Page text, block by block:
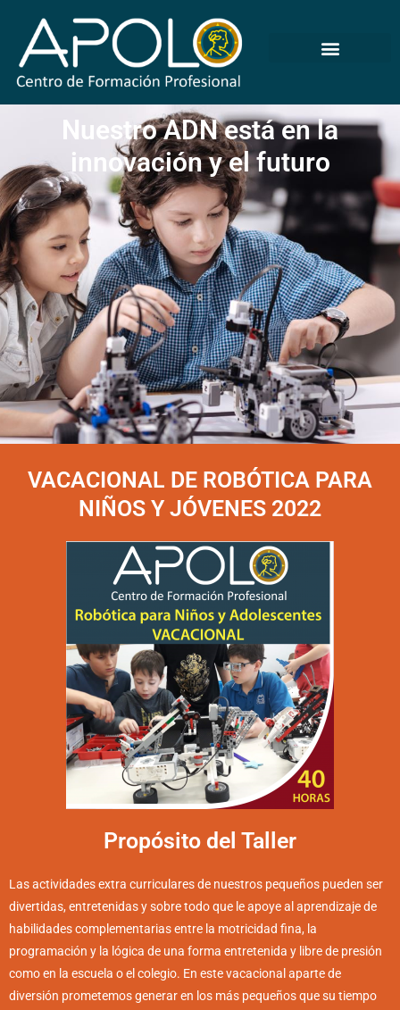
Nuestro ADN está en la
innovación y el futuro
VACACIONAL DE ROBÓTICA PARA
NIÑOS Y JÓVENES 2022
Propósito del Taller
Las actividades extra curriculares de nuestros pequeños pueden ser
divertidas, entretenidas y sobre todo que le apoye al aprendizaje de
habilidades complementarias entre la motricidad fina, la
programación y la lógica de una forma entretenida y libre de presión
como en la escuela o el colegio. En este vacacional aparte de
diversión prometemos generar en los más pequeños que su tiempo